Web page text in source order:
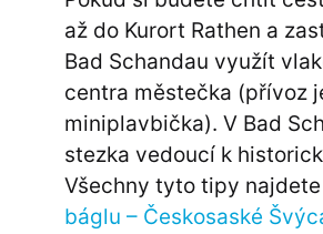
až do Kurort Rathen a
Bad Schandau využít
centra městečka (přívoz
miniplavbička). V Bad
stezka vedoucí k
Všechny tyto tipy
báglu – Českosaské